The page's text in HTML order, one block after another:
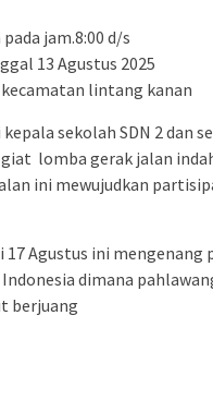
jam.8:00 d/s
13 Agustus 2025
lintang kanan
sekolah SDN 2 dan
lomba gerak jalan
ini mewujudkan
Agustus ini
dimana
berjuang